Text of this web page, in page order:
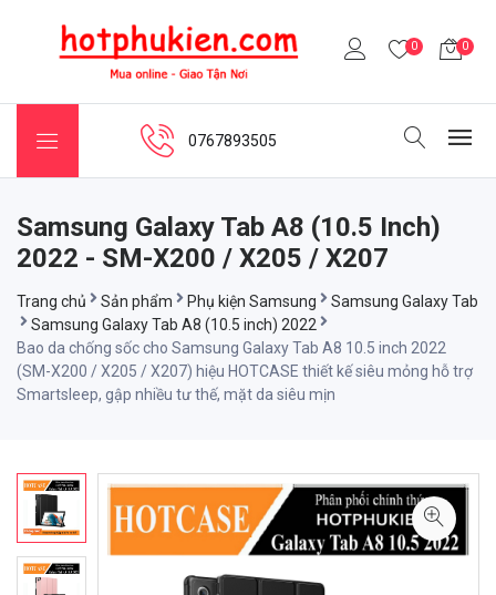
0 0
0767893505
Samsung Galaxy Tab A8 (10.5 Inch)
2022 - SM-X200 / X205 / X207
Trang chủ Sản phẩm Phụ kiện Samsung
Samsung Galaxy Tab
Samsung Galaxy Tab A8 (10.5 inch) 2022
Bao da chống sốc cho Samsung Galaxy Tab A8 10.5 inch 2022
(SM-X200 / X205 / X207) hiệu HOTCASE thiết kế siêu mỏng hỗ trợ
Smartsleep, gập nhiều tư thế, mặt da siêu mịn